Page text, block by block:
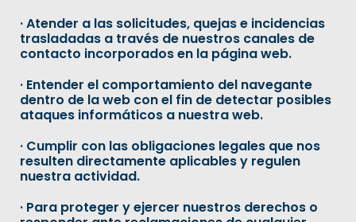
· Atender a las solicitudes, quejas e incidencias
trasladadas a través de nuestros canales de
contacto incorporados en la página web.
· Entender el comportamiento del navegante
dentro de la web con el fin de detectar posibles
ataques informáticos a nuestra web.
· Cumplir con las obligaciones legales que nos
resulten directamente aplicables y regulen
nuestra actividad.
· Para proteger y ejercer nuestros derechos o